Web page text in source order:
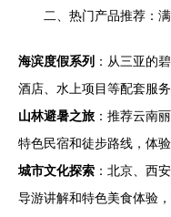
二、热门产品推荐：
海滨度假系列 ：从三亚的
酒店、水上项目等配套服
山林避暑之旅 ：推荐云南
特色民宿和徒步路线，体
城市文化探索 ：北京、西
导游讲解和特色美食体验